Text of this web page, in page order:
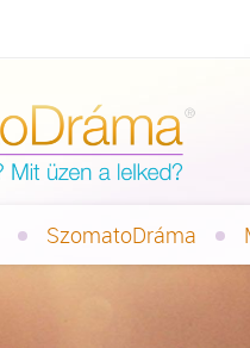
SzomatoDráma